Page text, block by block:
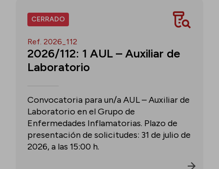
CERRADO
Ref. 2026_112
2026/112: 1 AUL – Auxiliar de
Laboratorio
Convocatoria para un/a AUL – Auxiliar de
Laboratorio en el Grupo de
Enfermedades Inflamatorias. Plazo de
presentación de solicitudes: 31 de julio de
2026, a las 15:00 h.